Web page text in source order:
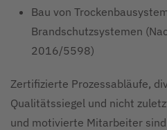
Bau von
Brandschutzsystemen
2016/5598)
Zertifizierte Prozessabläufe,
Qualitätssiegel und nicht
und motivierte Mitarbeiter